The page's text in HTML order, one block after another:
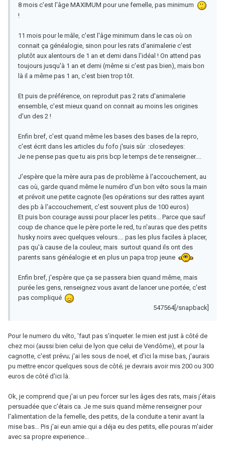
8 mois c'est l'âge MAXIMUM pour une femelle, pas minimum
!
11 mois pour le mâle, c'est l'âge minimum dans le cas où on
connait ça généalogie, sinon pour les rats d'animalerie c'est
plutôt aux alentours de 1 an et demi dans l'idéal ! On attend pas
toujours jusqu'à 1 an et demi (même si c'est pas bien), mais bon
là il a même pas 1 an, c'est bien trop tôt.
Et puis de préférence, on reproduit pas 2 rats d'animalerie
ensemble, c'est mieux quand on connait au moins les origines
d'un des 2 !
Enfin bref, c'est quand même les bases des bases de la repro,
c'est écrit dans les articles du fofo j'suis sûr :closedeyes:
Je ne pense pas que tu ais pris bcp le temps de te renseigner....
J'espère que la mère aura pas de problème à l'accouchement, au
cas où, garde quand même le numéro d'un bon véto sous la main
et prévoit une petite cagnote (les opérations sur des rattes ayant
des pb à l'accouchement, c'est souvent plus de 100 euros)
Et puis bon courage aussi pour placer les petits... Parce que sauf
coup de chance que le père porte le red, tu n'auras que des petits
husky noirs avec quelques velours.... pas les plus faciles à placer,
pas qu'à cause de la couleur, mais surtout quand ils ont des
parents sans généalogie et en plus un papa trop jeune
Enfin bref, j'espère que ça se passera bien quand même, mais
purée les gens, renseignez vous avant de lancer une portée, c'est
pas compliqué
547564[/snapback]
Pour le numero du véto, 'faut pas s'inqueter. le mien est just à côté de
chez moi (aussi bien celui de lyon que celui de Vendôme), et pour la
cagnotte, c'est prévu; j'ai les sous de noel, et d'ici la mise bas, j'aurais
pu mettre encor quelques sous de côté; je devrais avoir mis 200 ou 300
euros de côté d'ici là.
Ok, je comprend que j'ai un peu forcer sur les âges des rats, mais j'étais
persuadée que c'étais ca. Je me suis quand même renseigner pour
l'alimentation de la femelle, des petits, de la conduite a tenir avant la
mise bas... Pis j'ai eun amie qui a déja eu des petits, elle pouras m'aider
avec sa propre experience...